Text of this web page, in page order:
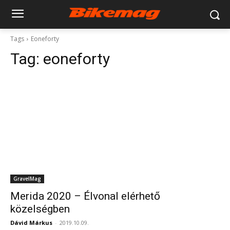
Tags Eoneforty
Tag: eoneforty
GravelMag
Merida 2020 – Élvonal elérhető
közelségben
Dávid Márkus - 2019.10.09.